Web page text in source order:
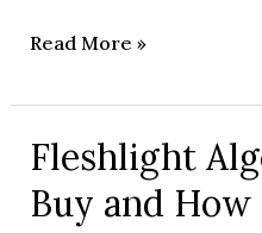
Read More »
Fleshlight
Buy and
Fleshlight
Algeria:
Where